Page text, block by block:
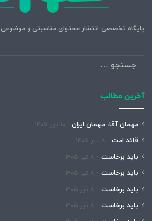
پایگاه تخصصی انتشار محتوای مناسبتی و موضوعی
آخرین مطالب
مهمان آقا، مهمان ایران ۱۰ تیر ۱۴۰۵
قائد امت ۸ تیر ۱۴۰۵
باید برخاست ۸ تیر ۱۴۰۵
باید برخاست ۸ تیر ۱۴۰۵
باید برخاست ۸ تیر ۱۴۰۵
باید برخاست ۸ تیر ۱۴۰۵